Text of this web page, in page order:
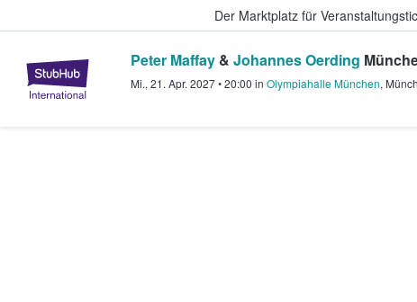
Der Marktplatz für
StubHub - Wo Fans Tickets
Peter Maffay & Johannes Oerding
Mi., 21. Apr. 2027•20:00 in Olympiahalle München,